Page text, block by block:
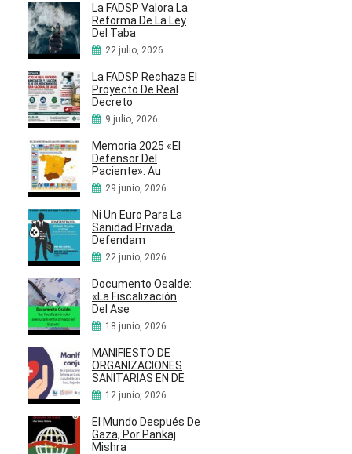
La FADSP Valora La
Reforma De La Ley
Del Taba
22 julio, 2026
La FADSP Rechaza El
Proyecto De Real
Decreto
9 julio, 2026
Memoria 2025 «El
Defensor Del
Paciente»: Au
29 junio, 2026
Ni Un Euro Para La
Sanidad Privada:
Defendam
22 junio, 2026
Documento Osalde:
«La Fiscalización
Del Ase
18 junio, 2026
MANIFIESTO DE
ORGANIZACIONES
SANITARIAS EN DE
12 junio, 2026
El Mundo Después De
Gaza, Por Pankaj
Mishra